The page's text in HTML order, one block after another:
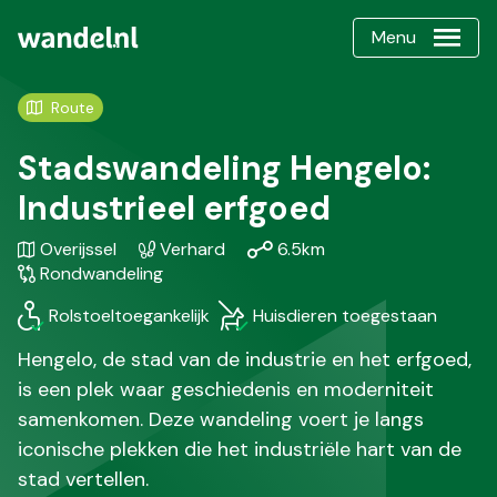
Menu
Route
Stadswandeling Hengelo:
Industrieel erfgoed
Gebied
/
Regio
Overijssel Karakteristiek
Verhard Afstand
6.5km
Rondwandeling
Rolstoeltoegankelijk
Huisdieren toegestaan
Hengelo, de stad van de industrie en het erfgoed,
is een plek waar geschiedenis en moderniteit
samenkomen. Deze wandeling voert je langs
iconische plekken die het industriële hart van de
stad vertellen.